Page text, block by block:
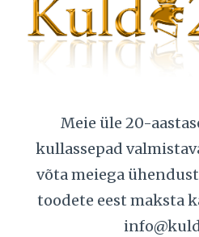
Meie üle 20-
kullassepad
võta meiega
toodete eest maksta